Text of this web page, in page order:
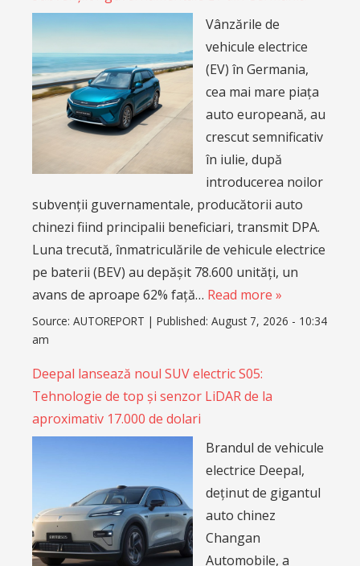
Vânzările de
vehicule electrice
(EV) în Germania,
cea mai mare piața
auto europeană, au
crescut semnificativ
în iulie, după
introducerea noilor
subvenții guvernamentale, producătorii auto
chinezi fiind principalii beneficiari, transmit DPA.
Luna trecută, înmatriculările de vehicule electrice
pe baterii (BEV) au depășit 78.600 unități, un
avans de aproape 62% față… Read more »
Source: AUTOREPORT | Published: August 7, 2026 - 10:34
am
Deepal lansează noul SUV electric S05:
Tehnologie de top și senzor LiDAR de la
aproximativ 17.000 de dolari
Brandul de vehicule
electrice Deepal,
deținut de gigantul
auto chinez
Changan
Automobile, a